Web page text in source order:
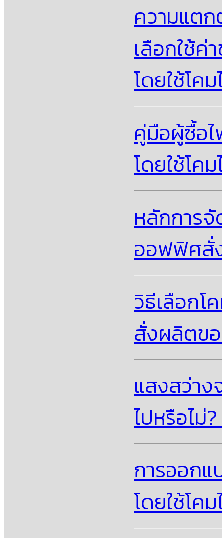
ความแตก
เลือกใช้ค่
โดยใช้โค
คู่มือผู้ซื้อไ
โดยใช้โค
หลักการ
ออฟฟิศสั่
วิธีเลือกโ
สั่งผลิตข
แสงสว่าง
ไปหรือไม่
การออก
โดยใช้โค